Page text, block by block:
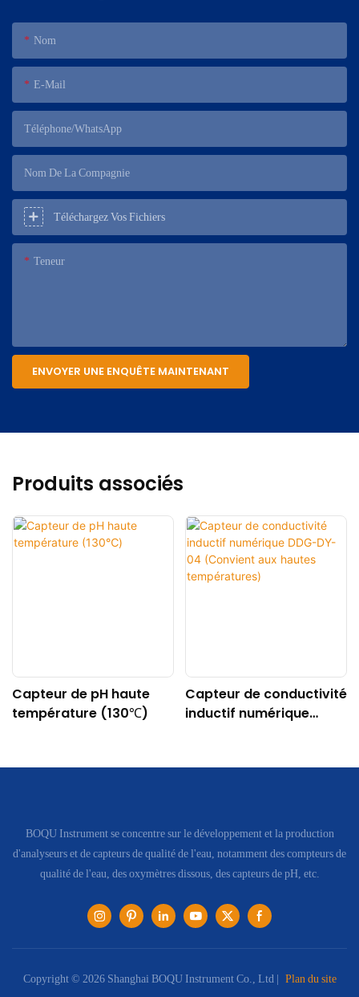
Nom
E-Mail
Téléphone/WhatsApp
Nom De La Compagnie
Téléchargez Vos Fichiers
Teneur
ENVOYER UNE ENQUÊTE MAINTENANT
Produits associés
Capteur de pH haute
température (130℃)
Capteur de conductivité
inductif numérique
températures)
BOQU Instrument se concentre sur le développement et la production
d'analyseurs et de capteurs de qualité de l'eau, notamment des compteurs de
qualité de l'eau, des oxymètres dissous, des capteurs de pH, etc.
Copyright © 2026 Shanghai BOQU Instrument Co., Ltd | Plan du site